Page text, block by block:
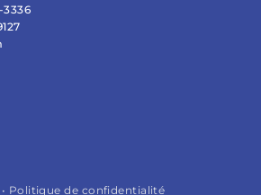
3336
Politique de confidentialité